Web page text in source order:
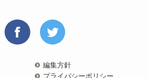
編集方針
プライバシーポリシー